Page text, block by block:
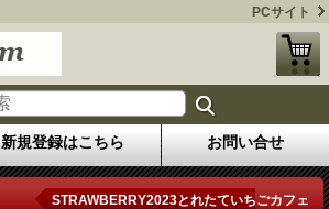
PCサイト
新規登録はこちら お問い合せ
STRAWBERRY2023とれたていちごカフェ